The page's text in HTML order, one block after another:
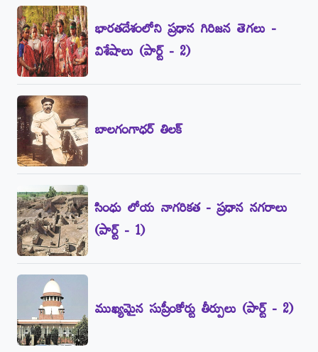
భారతదేశంలోని ప్రధాన గిరిజన తెగలు -
విశేషాలు (పార్ట్‌ - 2)
బాలగంగాధర్‌ తిలక్‌
సింధు లోయ నాగరికత - ప్రధాన నగరాలు
(పార్ట్‌ - 1)
ముఖ్యమైన సుప్రీంకోర్టు తీర్పులు (పార్ట్‌ - 2)